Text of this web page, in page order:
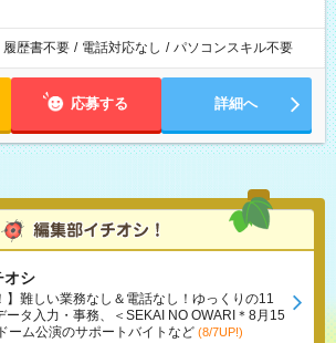
履歴書不要 / 電話対応なし / パソコンスキル不要
応募する 詳細へ
オシ
】難しい業務なし＆電話なし！ゆっくりの11
ータ入力・事務、＜SEKAI NO OWARI＊8月15
ーム公演のサポートバイトなど (8/7UP!)